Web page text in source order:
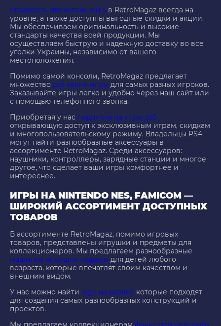
стоимость плейстейшен 5 в RetroMagaz всегда на
уровне, а также доступны выгодные скидки и акции.
Мы обеспечиваем оригинальность и высокие
стандарты качества всей продукции. Мы
осуществляем быструю и надежную доставку во все
уголки Украины, независимо от вашего
местоположения.
Помимо самой консоли, RetroMagaz предлагает
множество ps5 какие игры для самых разных игроков.
Заказывайте игры легко и удобно через наш сайт или
с помощью телефонного звонка.
Приобретая у нас подписка на игры ps5
открывающую доступ к эксклюзивным играм, скидкам
и многопользовательскому режиму. Владельцы PS4
могут найти разнообразные аксессуары в
ассортименте RetroMagaz. Среди аксессуаров:
наушники, контроллеры, зарядные станции и многое
другое, что сделает ваши игры комфортнее и
интереснее.
ИГРЫ НА NINTENDO NES, FAMICOM —
ШИРОКИЙ АССОРТИМЕНТ ДОСТУПНЫХ
ТОВАРОВ
В ассортименте RetroMagaz, помимо игровых
товаров, представлены игрушки и предметы для
коллекционеров. Мы предлагаем разнообразные
машинки игрушки модели для детей любого
возраста, которые впечатлят своим качеством и
внешним видом.
У нас можно найти lego на развес которые подходят
для создания самых разнообразных конструкций и
проектов.